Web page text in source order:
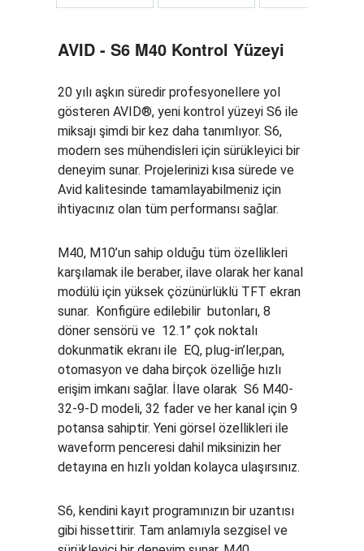
AVID - S6 M40 Kontrol Yüzeyi
20 yılı aşkın süredir profesyonellere yol
gösteren AVID®, yeni kontrol yüzeyi S6 ile
miksajı şimdi bir kez daha tanımlıyor. S6,
modern ses mühendisleri için sürükleyici bir
deneyim sunar. Projelerinizi kısa sürede ve
Avid kalitesinde tamamlayabilmeniz için
ihtiyacınız olan tüm performansı sağlar.
M40, M10’un sahip olduğu tüm özellikleri
karşılamak ile beraber, ilave olarak her kanal
modülü için yüksek çözünürlüklü TFT ekran
sunar. Konfigüre edilebilir butonları, 8
döner sensörü ve 12.1” çok noktalı
dokunmatik ekranı ile EQ, plug-in’ler,pan,
otomasyon ve daha birçok özelliğe hızlı
erişim imkanı sağlar. İlave olarak S6 M40-
32-9-D modeli, 32 fader ve her kanal için 9
potansa sahiptir. Yeni görsel özellikleri ile
waveform penceresi dahil miksinizin her
detayına en hızlı yoldan kolayca ulaşırsınız.
S6, kendini kayıt programınızın bir uzantısı
gibi hissettirir. Tam anlamıyla sezgisel ve